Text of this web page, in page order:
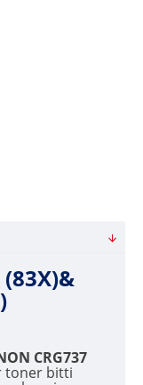
(83X)&
CRG737
toner bitti